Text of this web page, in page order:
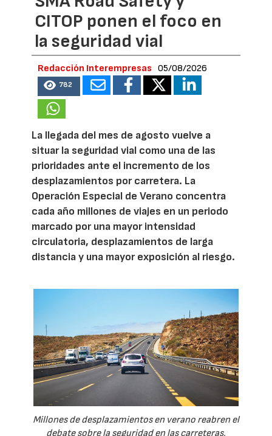
CITOP ponen el foco en
la seguridad vial
Redacción Interempresas 05/08/2026
782
La llegada del mes de agosto vuelve a
situar la seguridad vial como una de las
prioridades ante el incremento de los
desplazamientos por carretera. La
Operación Especial de Verano concentra
cada año millones de viajes en un periodo
marcado por una mayor intensidad
circulatoria, desplazamientos de larga
distancia y una mayor exposición al riesgo.
Millones de desplazamientos en verano reabren el
debate sobre la seguridad en las carreteras.